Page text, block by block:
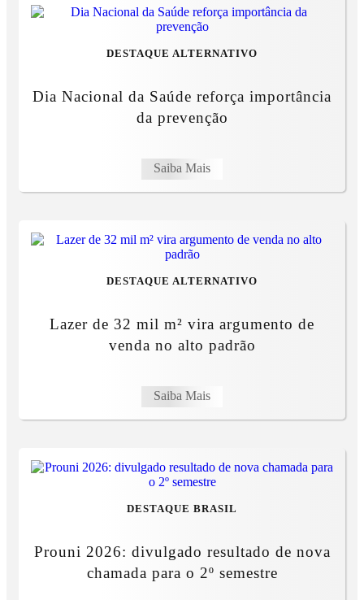
DESTAQUE ALTERNATIVO
Dia Nacional da Saúde reforça importância
da prevenção
Saiba Mais
DESTAQUE ALTERNATIVO
Lazer de 32 mil m² vira argumento de
venda no alto padrão
Saiba Mais
DESTAQUE BRASIL
Prouni 2026: divulgado resultado de nova
chamada para o 2º semestre